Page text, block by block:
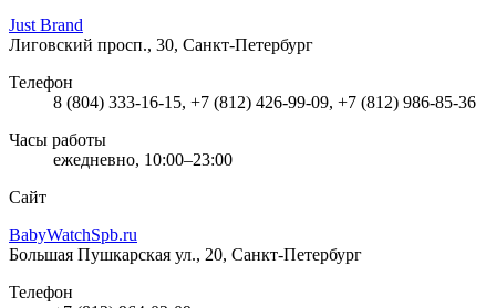
Just Brand
Лиговский просп., 30, Санкт-Петербург
Телефон
8 (804) 333-16-15, +7 (812) 426-99-09, +7 (812) 986-85-36
Часы работы
ежедневно, 10:00–23:00
Сайт
BabyWatchSpb.ru
Большая Пушкарская ул., 20, Санкт-Петербург
Телефон